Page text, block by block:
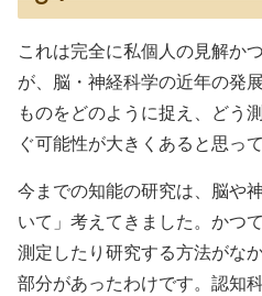
これは完全に私個人の見解か
が、脳・神経科学の近年の発
ものをどのように捉え、どう
ぐ可能性が大きくあると思って
今までの知能の研究は、脳や
いて」考えてきました。かつ
測定したり研究する方法がな
部分があったわけです。認知